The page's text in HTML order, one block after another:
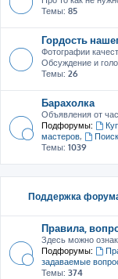
Темы: 85
Гордость
Фотографии
Обсуждение и
Темы: 26
Барахолка
Объявления от
Подфорумы:
мастеров,
Темы: 1039
Поддержка форума
Правила,
Здесь можно
Подфорумы:
задаваемые
Темы: 374